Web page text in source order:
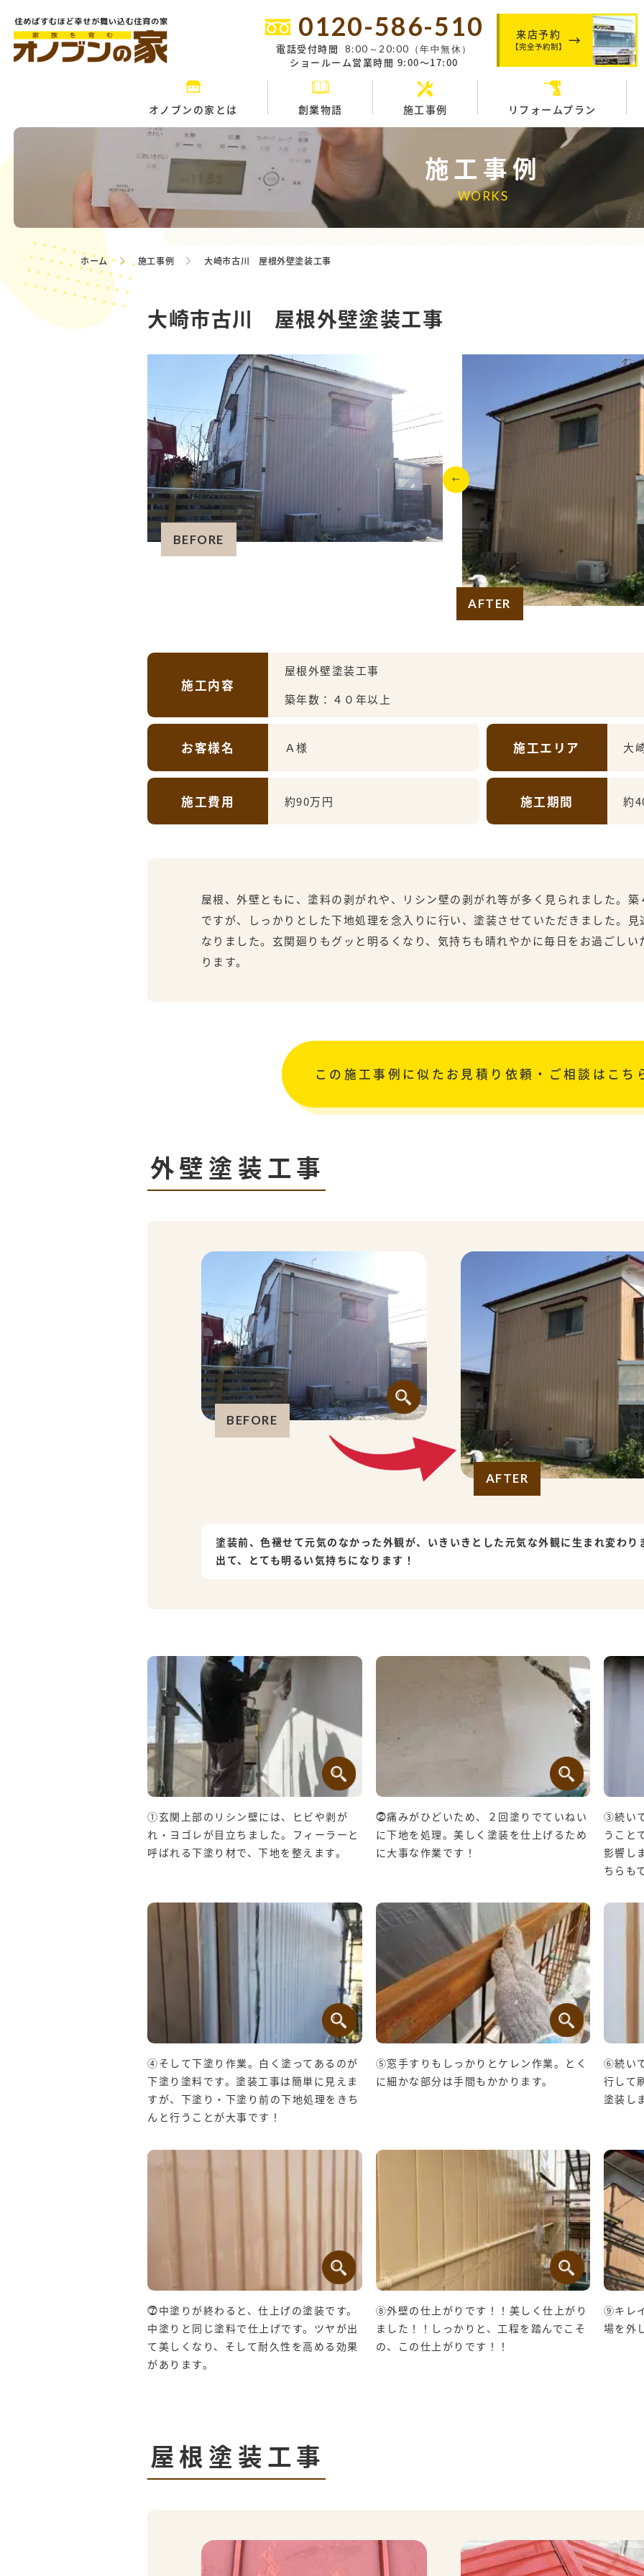
0120-586-510
電話受付時間 8:00～20:00（年中無休）
ショールーム営業時間 9:00～17:00
来店予約
【完全予約制】
オノブンの家とは 創業物語 施工事例 リフォームプラン
施工事例
WORKS
ホーム 施工事例 大崎市古川 屋根外壁塗装工事
大崎市古川 屋根外壁塗装工事
BEFORE
AFTER
施工内容
屋根外壁塗装工事
築年数：４０年以上
お客様名 Ａ様 施工エリア 大
施工費用 約90万円 施工期間 約
屋根、外壁ともに、塗料の剥がれや、リシン壁の剥がれ等が多く見られました。
ですが、しっかりとした下地処理を念入りに行い、塗装させていただきました。
なりました。玄関廻りもグッと明るくなり、気持ちも晴れやかに毎日をお過ごし
ります。
この施工事例に似た お見積り依頼・ご相談はこち
外壁塗装工事
BEFORE
AFTER
塗装前、色褪せて元気のなかった外観が、いきいきとした元気な外観に生まれ変わり
出て、とても明るい気持ちになります！
①玄関上部のリシン壁には、ヒビや剥が
れ・ヨゴレが目立ちました。フィーラーと
呼ばれる下塗り材で、下地を整えます。
⓶痛みがひどいため、２回塗りでていねい
に下地を処理。美しく塗装を仕上げるため
に大事な作業です！
③続い
うこと
影響し
ちらも
④そして下塗り作業。白く塗ってあるのが
下塗り塗料です。塗装工事は簡単に見えま
すが、下塗り・下塗り前の下地処理をきち
んと行うことが大事です！
⑤窓手すりもしっかりとケレン作業。とく
に細かな部分は手間もかかります。
⑥続い
行して
塗装し
⓻中塗りが終わると、仕上げの塗装です。
中塗りと同じ塗料で仕上げです。ツヤが出
て美しくなり、そして耐久性を高める効果
があります。
⑧外壁の仕上がりです！！美しく仕上がり
ました！！しっかりと、工程を踏んでこそ
の、この仕上がりです！！
⑨キレ
場を外
屋根塗装工事